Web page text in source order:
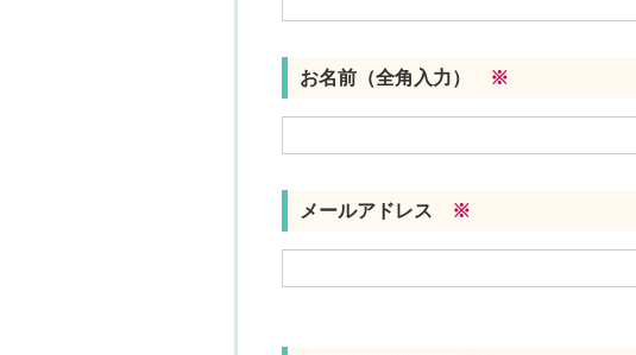
お名前（全角入力） ※
メールアドレス ※